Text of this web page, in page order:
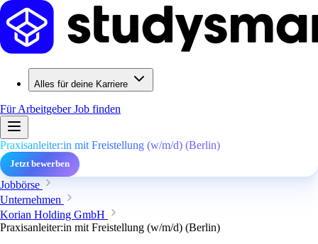
Alles für deine Karriere
Für ArbeitgeberJob finden
Praxisanleiter:in mit Freistellung (w/m/d) (Berlin)
Jetzt bewerben
Jobbörse
Unternehmen
Korian Holding GmbH
Praxisanleiter:in mit Freistellung (w/m/d) (Berlin)